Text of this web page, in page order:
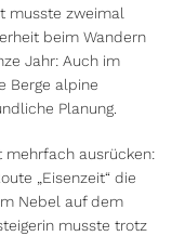
musste zweimal
beim Wandern
Jahr: Auch im
Berge alpine
Planung.
mehrfach ausrücken:
„Eisenzeit“ die
Nebel auf dem
musste trotz